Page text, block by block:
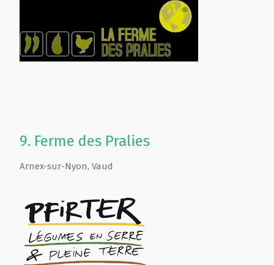
9. Ferme des Pralies
Arnex-sur-Nyon, Vaud